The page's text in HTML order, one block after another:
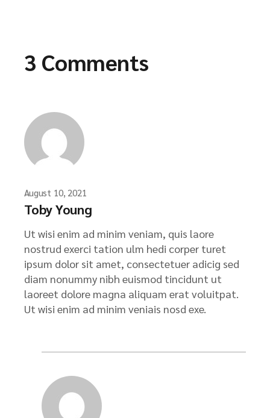
3 Comments
August 10, 2021
Toby Young
Ut wisi enim ad minim veniam, quis laore
nostrud exerci tation ulm hedi corper turet
ipsum dolor sit amet, consectetuer adicig sed
diam nonummy nibh euismod tincidunt ut
laoreet dolore magna aliquam erat voluitpat.
Ut wisi enim ad minim veniais nosd exe.